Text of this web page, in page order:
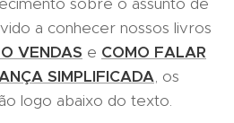
a conhecer nossos livros
VENDAS e COMO FALAR
SIMPLIFICADA, os
logo abaixo do texto.